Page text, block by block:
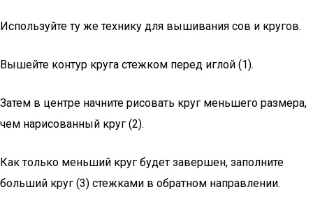
Используйте ту же технику для вышивания сов и кругов.
Вышейте контур круга стежком перед иглой (1).
Затем в центре начните рисовать круг меньшего размера,
чем нарисованный круг (2).
Как только меньший круг будет завершен, заполните
больший круг (3) стежками в обратном направлении.